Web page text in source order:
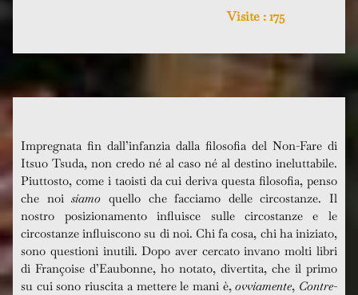
Visite : 175
Impregnata fin dall’infanzia dalla filosofia del Non-Fare di
Itsuo Tsuda, non credo né al caso né al destino ineluttabile.
Piuttosto, come i taoisti da cui deriva questa filosofia, penso
che noisiamo quello che facciamo delle circostanze. Il
nostro posizionamento influisce sulle circostanze e le
circostanze influiscono su di noi. Chi fa cosa, chi ha iniziato,
sono questioni inutili. Dopo aver cercato invano molti libri
di Françoise d’Eaubonne, ho notato, divertita, che il primo
su cui sono riuscita a mettere le mani è,ovviamente, Contre-